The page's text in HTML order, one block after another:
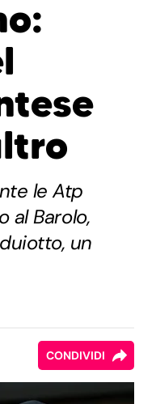
le Atp
al Barolo,
un
CONDIVIDI